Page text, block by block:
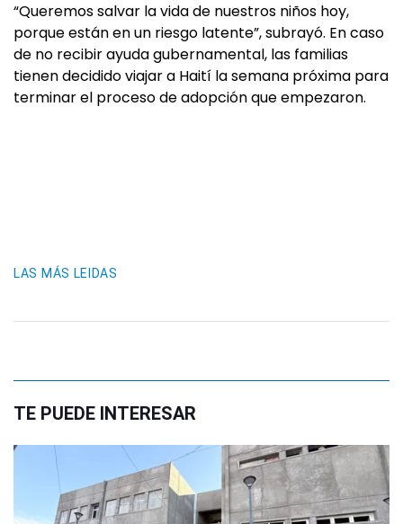
“Queremos salvar la vida de nuestros niños hoy,
porque están en un riesgo latente”, subrayó. En caso
de no recibir ayuda gubernamental, las familias
tienen decidido viajar a Haití la semana próxima para
terminar el proceso de adopción que empezaron.
LAS MÁS LEIDAS
TE PUEDE INTERESAR